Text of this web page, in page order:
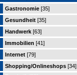
Gastronomie [35]
Gesundheit [35]
Handwerk [63]
Immobilien [41]
Internet [79]
Shopping/Onlineshops [34]